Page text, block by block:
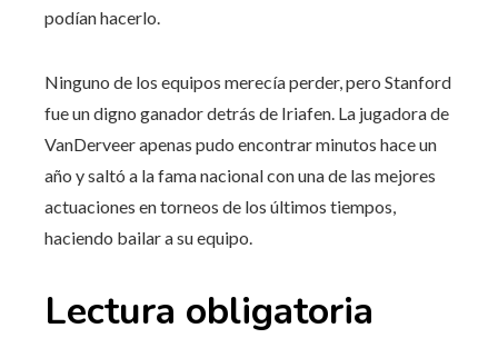
podían hacerlo.
Ninguno de los equipos merecía perder, pero Stanford
fue un digno ganador detrás de Iriafen. La jugadora de
VanDerveer apenas pudo encontrar minutos hace un
año y saltó a la fama nacional con una de las mejores
actuaciones en torneos de los últimos tiempos,
haciendo bailar a su equipo.
Lectura obligatoria